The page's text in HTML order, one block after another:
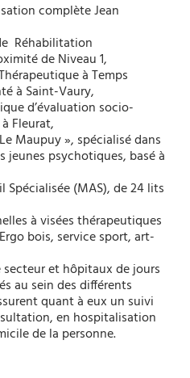
complète Jean
Réhabilitation
de Niveau 1,
à Temps
à Saint-Vaury,
d’évaluation socio-
Fleurat,
Maupuy », spécialisé dans
jeunes psychotiques, basé à
Spécialisée (MAS), de 24 lits
à visées thérapeutiques
bois, service sport, art-
secteur et hôpitaux de jours
au sein des différents
quant à eux un suivi
en hospitalisation
de la personne.